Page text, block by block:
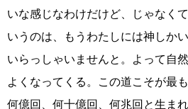
いな感じなわけだけど、じゃなく
いうのは、もうわたしには神しか
いらっしゃいませんと。よって自
よくなってくる。この道こそが最
何億回、何十億回、何兆回と生ま